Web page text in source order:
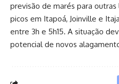
previsão de marés para
picos em Itapoá, Joinville e
entre 3h e 5h15. A situação
potencial de novos